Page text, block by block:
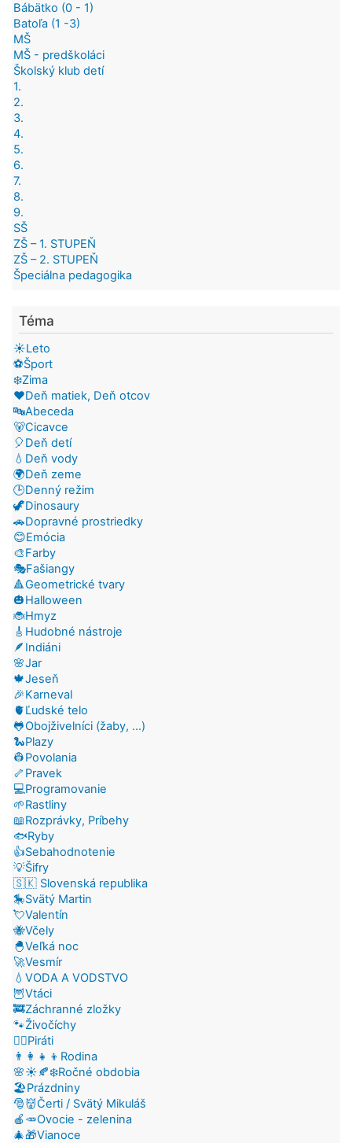
Bábätko (0 - 1)
Batoľa (1 -3)
MŠ
MŠ - predškoláci
Školský klub detí
1.
2.
3.
4.
5.
6.
7.
8.
9.
SŠ
ZŠ – 1. STUPEŇ
ZŠ – 2. STUPEŇ
Špeciálna pedagogika
Téma
☀️Leto
⚽Šport
❄️Zima
❤️Deň matiek, Deň otcov
🔤Abeceda
🐻Cicavce
🎈Deň detí
💧Deň vody
🌍Deň zeme
🕒Denný režim
🦖Dinosaury
🚗Dopravné prostriedky
😊Emócia
🎨Farby
🎭Fašiangy
🔺Geometrické tvary
🎃Halloween
🐞Hmyz
🎸Hudobné nástroje
🪶Indiáni
🌸Jar
🍁Jeseň
🎉Karneval
🫀Ľudské telo
🐸Obojživelníci (žaby, ...)
🐍Plazy
👷Povolania
🦴Pravek
💻Programovanie
🌱Rastliny
📖Rozprávky, Príbehy
🐟Ryby
👍Sebahodnotenie
💡Šifry
🇸🇰 Slovenská republika
🎠Svätý Martin
💘Valentín
🐝Včely
🐣Veľká noc
🚀Vesmír
💧VODA A VODSTVO
🦉Vtáci
🚒Záchranné zložky
🐾Živočíchy
🏴‍☠️Piráti
👨‍👩‍👧‍👦Rodina
🌸☀️🍂❄️Ročné obdobia
🏖️Prázdniny
🎅👹Čerti / Svätý Mikuláš
🍎🥕Ovocie - zelenina
🎄🎁Vianoce